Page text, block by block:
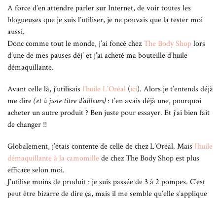
A force d’en attendre parler sur Internet, de voir toutes les
blogueuses que je suis l’utiliser, je ne pouvais que la tester moi
aussi.
Donc comme tout le monde, j’ai foncé chezThe Body Shoplors
d’une de mes pauses déj’ et j’ai acheté ma bouteille d’huile
démaquillante.
Avant celle là, j’utilisais l’huile L’Oréal (ici). Alors je t’entends déjà
me dire(et à juste titre d’ailleurs): t’en avais déjà une, pourquoi
acheter un autre produit ? Ben juste pour essayer. Et j’ai bien fait
de changer !!
Globalement, j’étais contente de celle de chez L’Oréal. Mais l’huile
démaquillante à la camomillede chez The Body Shop est plus
efficace selon moi.
J’utilise moins de produit : je suis passée de 3 à 2 pompes. C’est
peut être bizarre de dire ça, mais il me semble qu’elle s’applique